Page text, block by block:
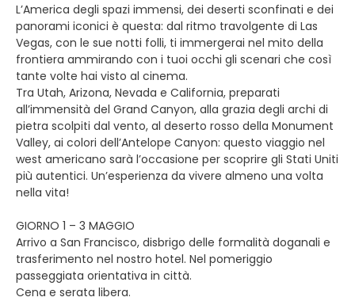
L’America degli spazi immensi, dei deserti sconfinati e dei
panorami iconici è questa: dal ritmo travolgente di Las
Vegas, con le sue notti folli, ti immergerai nel mito della
frontiera ammirando con i tuoi occhi gli scenari che così
tante volte hai visto al cinema.
Tra Utah, Arizona, Nevada e California, preparati
all’immensità del Grand Canyon, alla grazia degli archi di
pietra scolpiti dal vento, al deserto rosso della Monument
Valley, ai colori dell’Antelope Canyon: questo viaggio nel
west americano sarà l’occasione per scoprire gli Stati Uniti
più autentici. Un’esperienza da vivere almeno una volta
nella vita!
GIORNO 1 – 3 MAGGIO
Arrivo a San Francisco, disbrigo delle formalità doganali e
trasferimento nel nostro hotel. Nel pomeriggio
passeggiata orientativa in città.
Cena e serata libera.